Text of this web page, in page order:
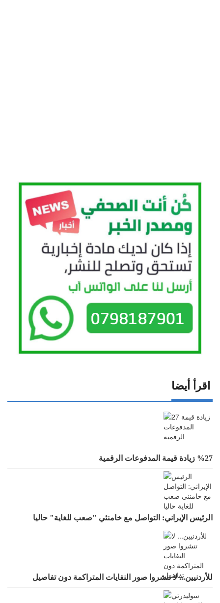
اقرأ أيضا
%27 زيادة قيمة المدفوعات الرقمية
الرئيس الإيراني: التواصل مع خامنئي "صعب للغاية" حاليا
للأردنيين... لا تنشروا صور النفايات المتراكمة دون تفاصيل